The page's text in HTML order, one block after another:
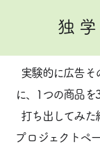
実験的に広告そ
に、1つの商品
打ち出してみた
プロジェクトペ